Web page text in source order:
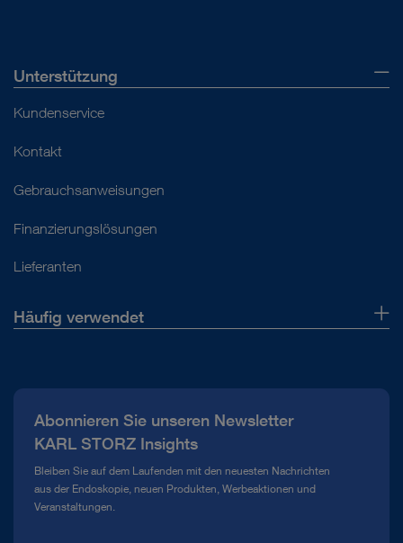
Unterstützung
Kundenservice
Kontakt
Gebrauchsanweisungen
Finanzierungslösungen
Lieferanten
Häufig verwendet
Compliance Hotline
Mediathek
Abonnieren Sie unseren Newsletter
KARL STORZ Insights
Bleiben Sie auf dem Laufenden mit den neuesten Nachrichten
aus der Endoskopie, neuen Produkten, Werbeaktionen und
Veranstaltungen.